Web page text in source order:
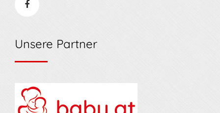
Unsere Partner